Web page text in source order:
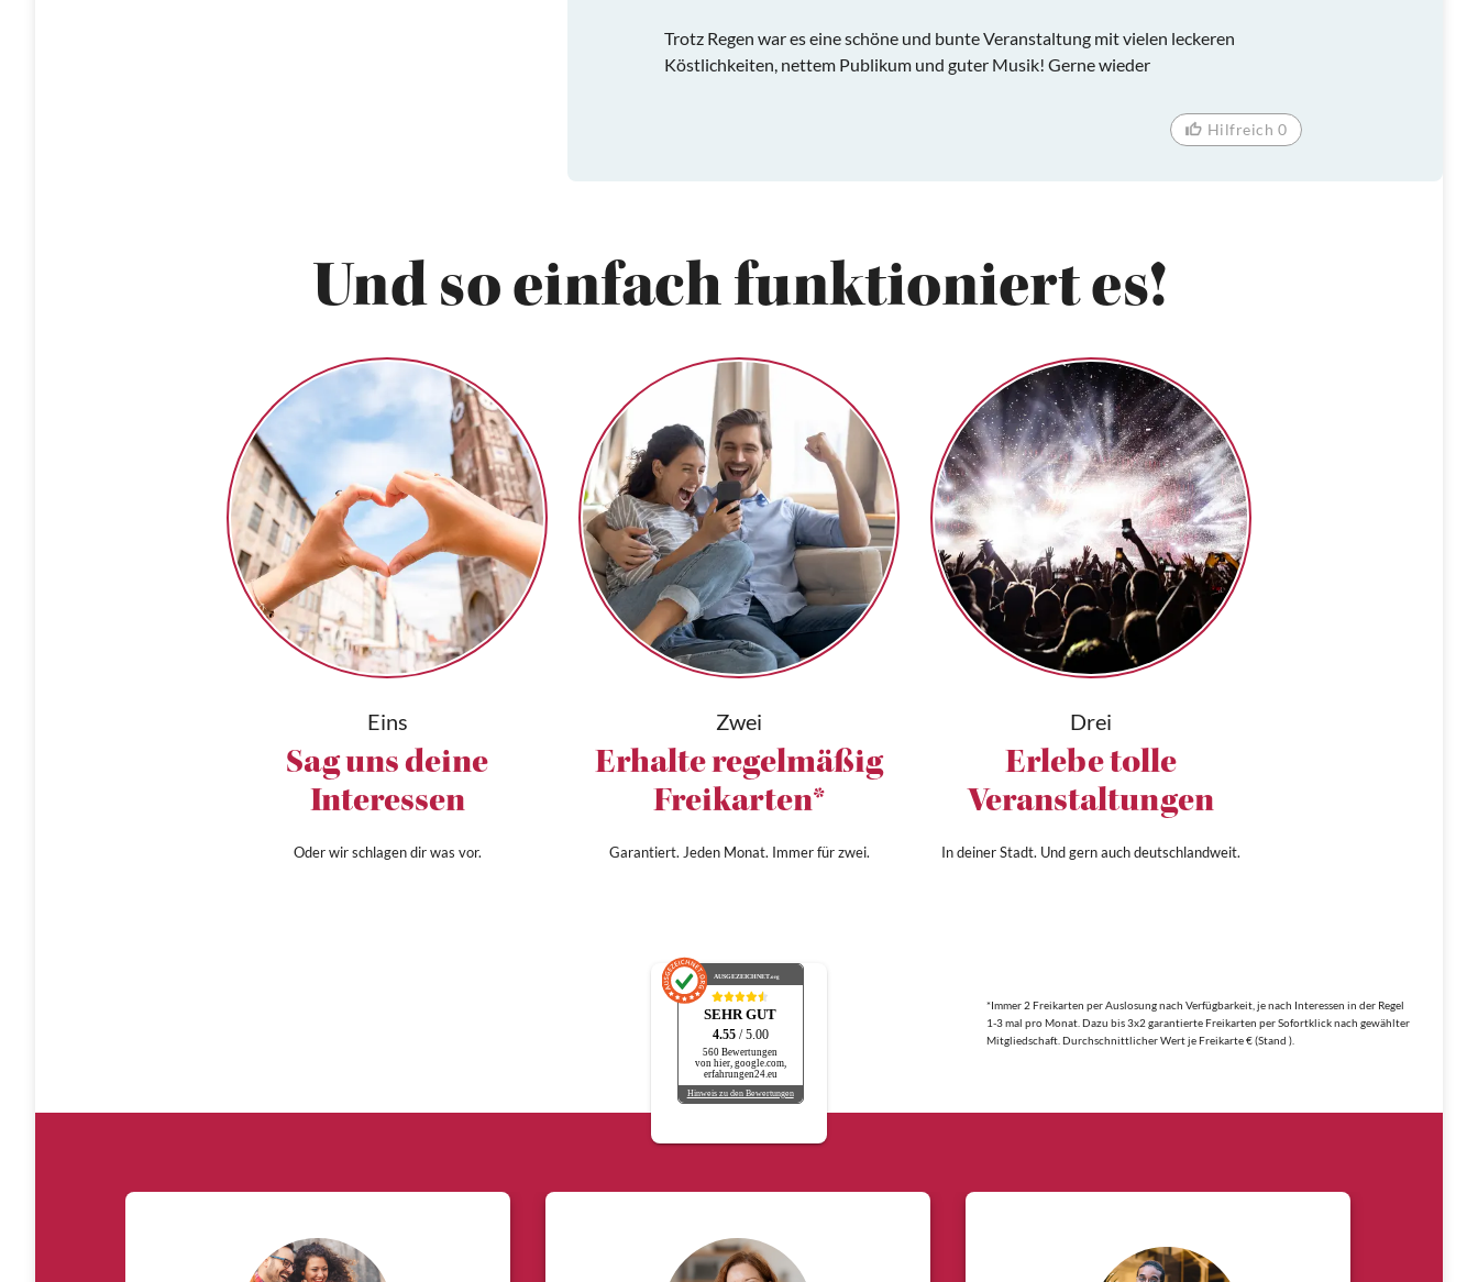
Trotz Regen war es eine schöne und bunte Veranstaltung mit vielen leckeren
Köstlichkeiten, nettem Publikum und guter Musik! Gerne wieder
Hilfreich 0
Und so einfach funktioniert es!
Eins
Sag uns deine
Interessen
Oder wir schlagen dir was vor.
Zwei
Erhalte regelmäßig
Freikarten*
Garantiert. Jeden Monat. Immer für zwei.
Drei
Erlebe tolle
Veranstaltungen
In deiner Stadt. Und gern auch deutschlandweit.
AUSGEZEICHNET.org
SEHR GUT
4.55 / 5.00
560 Bewertungen
von hier, google.com,
erfahrungen24.eu
Hinweis zu den Bewertungen
*Immer 2 Freikarten per Auslosung nach Verfügbarkeit, je nach Interessen in der Regel
1-3 mal pro Monat. Dazu bis 3x2 garantierte Freikarten per Sofortklick nach gewählter
Mitgliedschaft. Durchschnittlicher Wert je Freikarte € (Stand ).